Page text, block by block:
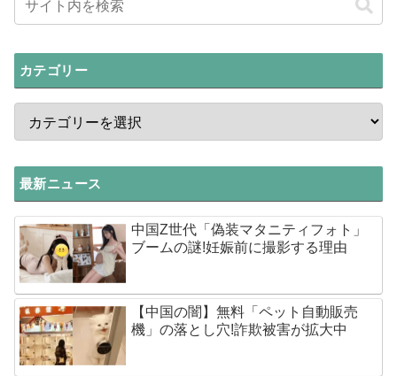
カテゴリー
最新ニュース
中国Z世代「偽装マタニティフォト」
ブームの謎!妊娠前に撮影する理由
【中国の闇】無料「ペット自動販売
機」の落とし穴!詐欺被害が拡大中